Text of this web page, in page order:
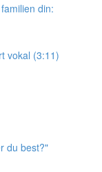
din:
vokal (3:11)
du best?"